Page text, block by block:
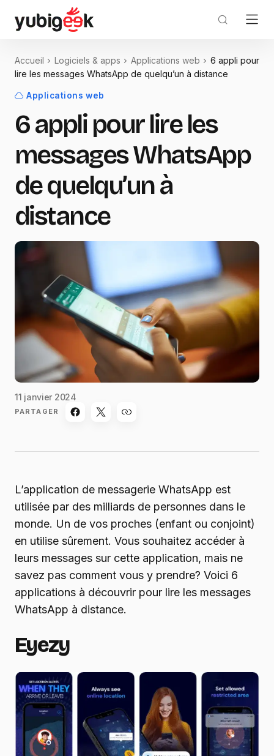
Accueil Logiciels & apps Applications web
6 appli pour
lire les messages WhatsApp de quelqu’un à distance
Applications web
6 appli pour lire les
messages WhatsApp
de quelqu’un à
distance
11 janvier 2024
PARTAGER
L’application de messagerie WhatsApp est
utilisée par des milliards de personnes dans le
monde. Un de vos proches (enfant ou conjoint)
en utilise sûrement. Vous souhaitez accéder à
leurs messages sur cette application, mais ne
savez pas comment vous y prendre? Voici 6
applications à découvrir pour lire les messages
WhatsApp à distance.
Eyezy